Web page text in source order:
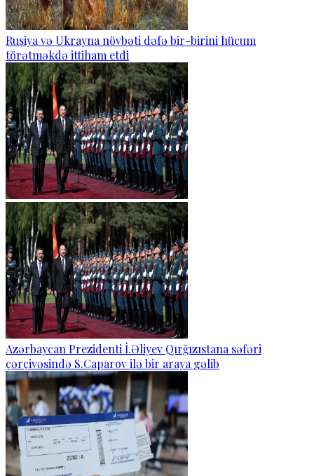
Rusiya və Ukrayna növbəti dəfə bir-birini hücum
törətməkdə ittiham etdi
Azərbaycan Prezidenti İ.Əliyev Qırğızıstana səfəri
çərçivəsində S.Caparov ilə bir araya gəlib